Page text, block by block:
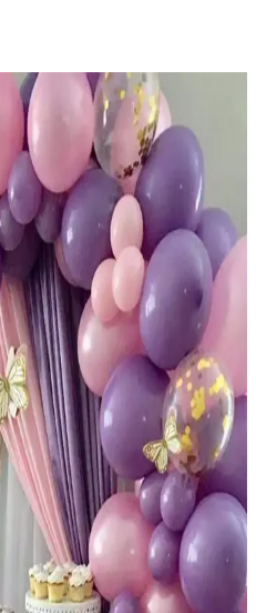
Balon Şişirme Pompası
Kullanım
hızlı ve pratik balon
ve zincirli tasarımıyla
Balon Zincir Seti
İçin Uygun
bu set, doğum günü
kolay kurulumu ile partilerinizi
Balon Zinciri Doğum
ve Şık Bir Seçenek
Balon Zinciri, doğum günü
yüksek kalite ve estetik
Yapıştırma Seti ile
Çözümleri